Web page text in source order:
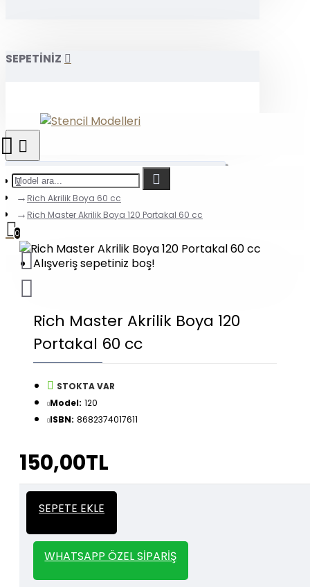
SEPETİNİZ
0
Alışveriş sepetiniz boş!
Rich Akrilik Boya 60 cc
Rich Master Akrilik Boya 120 Portakal 60 cc
Rich Master Akrilik Boya 120
Portakal 60 cc
STOKTA VAR
Model: 120
ISBN: 8682374017611
150,00TL
SEPETE EKLE
WHATSAPP ÖZEL SIPARIŞ
Kalın
İtalyan Sıva ve Dekorasyon amaçlı
kullanılan kalın stencil siparişleriniz için
geçebilirsiniz.